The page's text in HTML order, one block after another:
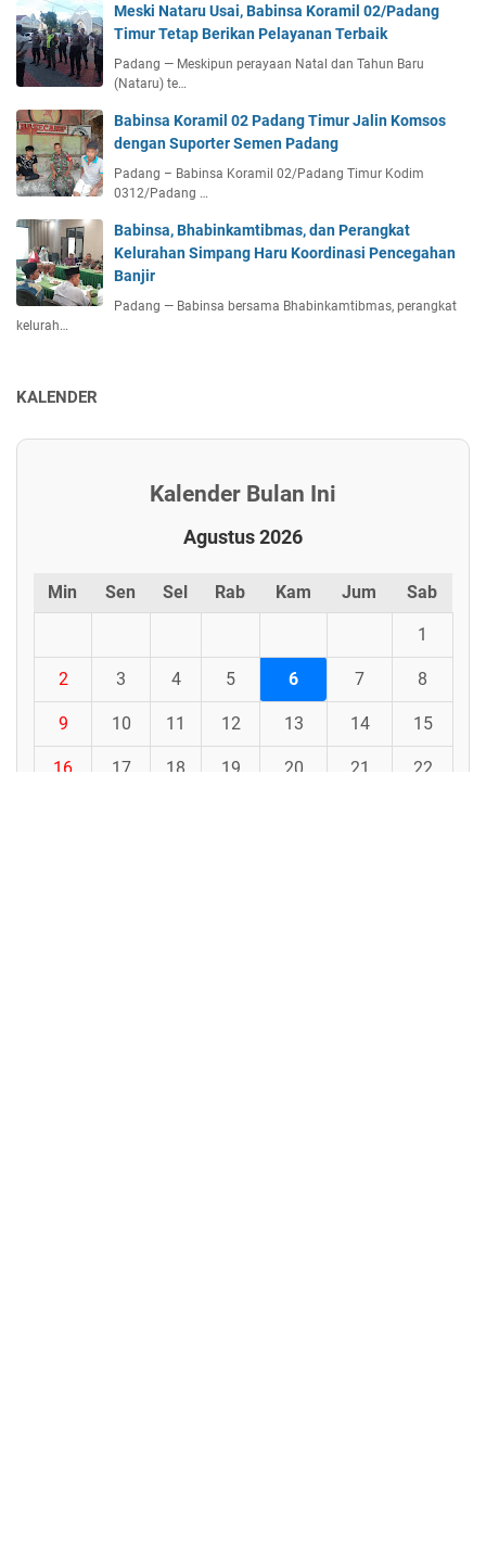
Meski Nataru Usai, Babinsa Koramil 02/Padang
Timur Tetap Berikan Pelayanan Terbaik
Padang — Meskipun perayaan Natal dan Tahun Baru
(Nataru) te…
Babinsa Koramil 02 Padang Timur Jalin Komsos
dengan Suporter Semen Padang
Padang – Babinsa Koramil 02/Padang Timur Kodim
0312/Padang …
Babinsa, Bhabinkamtibmas, dan Perangkat
Kelurahan Simpang Haru Koordinasi Pencegahan
Banjir
Padang — Babinsa bersama Bhabinkamtibmas, perangkat
kelurah…
KALENDER
Kalender Bulan Ini
Agustus 2026
Min Sen Sel Rab Kam Jum Sab
1
2 3 4 5 6 7 8
9 10 11 12 13 14 15
16 17 18 19 20 21 22